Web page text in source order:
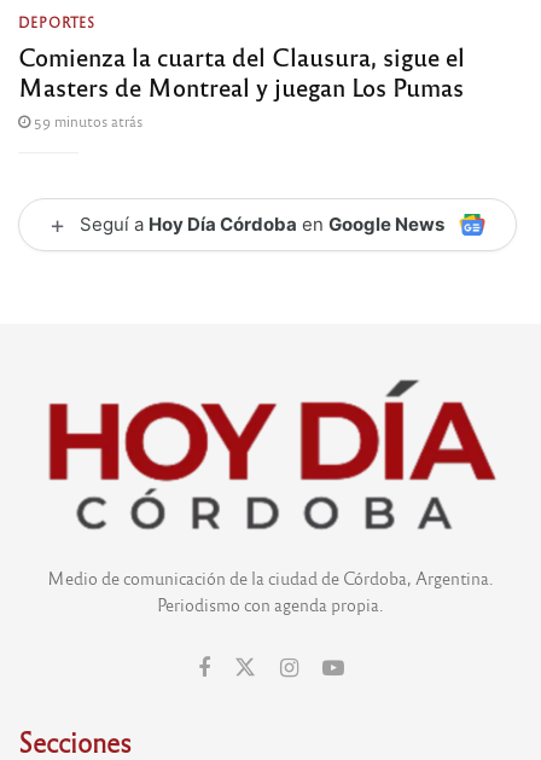
DEPORTES
Comienza la cuarta del Clausura, sigue el
Masters de Montreal y juegan Los Pumas
59 minutos atrás
+ Seguí a Hoy Día Córdoba en Google News
Medio de comunicación de la ciudad de Córdoba, Argentina.
Periodismo con agenda propia.
Secciones